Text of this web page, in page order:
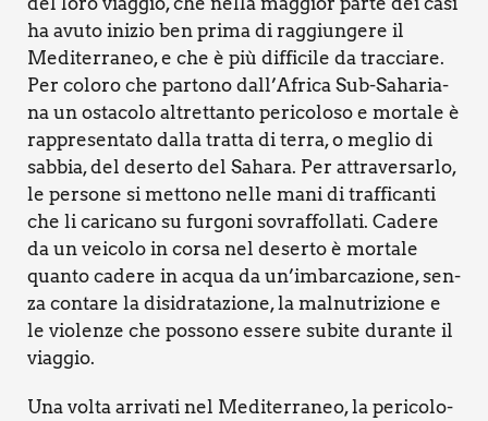
ha avu­to ini­zio ben pri­ma di rag­giun­ge­re il
Medi­ter­ra­neo, e che è più dif­fi­ci­le da trac­cia­re.
Per colo­ro che par­to­no dall’Africa Sub-Saha­ria­
na un osta­co­lo altret­tan­to peri­co­lo­so e mor­ta­le è
rap­pre­sen­ta­to dal­la trat­ta di ter­ra, o meglio di
sab­bia, del deser­to del Saha­ra. Per attra­ver­sar­lo,
le per­so­ne si met­to­no nel­le mani di traf­fi­can­ti
che li cari­ca­no su fur­go­ni sovraf­fol­la­ti. Cade­re
da un vei­co­lo in cor­sa nel deser­to è mor­ta­le
quan­to cade­re in acqua da un’imbarcazione, sen­
za con­ta­re la disi­dra­ta­zio­ne, la mal­nu­tri­zio­ne e
le vio­len­ze che pos­so­no esse­re subi­te duran­te il
viag­gio.
Una vol­ta arri­va­ti nel Medi­ter­ra­neo, la peri­co­lo­